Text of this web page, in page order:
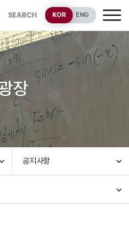
SEARCH KOR ENG
장
공지사항 expand_more
expand_more